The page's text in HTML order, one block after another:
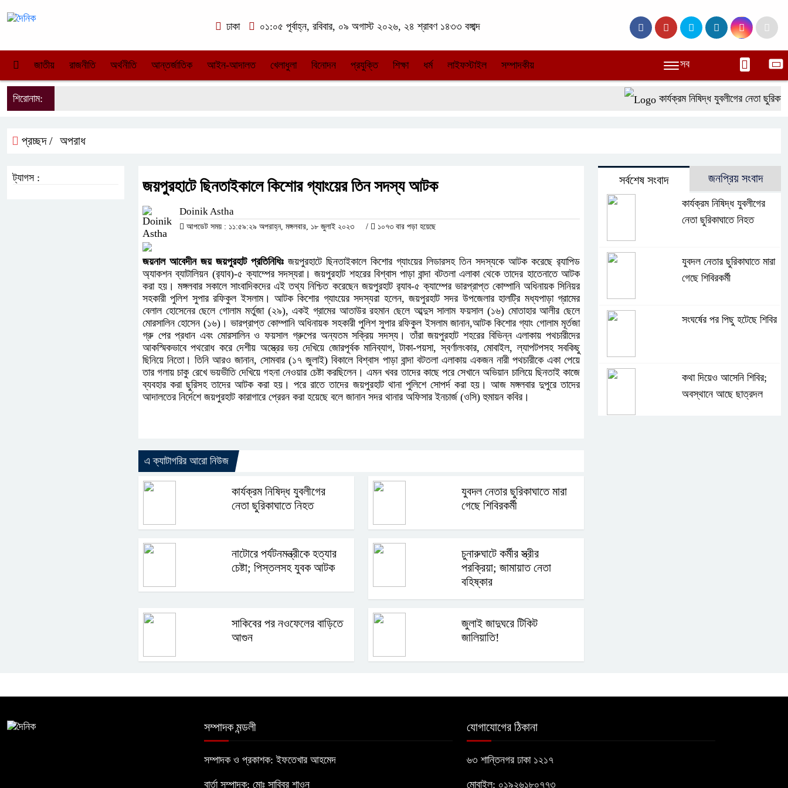
ঢাকা ০১:০৫ পূর্বাহ্ন, রবিবার, ০৯ অগাস্ট ২০২৬, ২৪ শ্রাবণ ১৪৩৩ বঙ্গাব্দ
জাতীয় রাজনীতি অর্থনীতি আন্তর্জাতিক আইন-আদালত খেলাধুলা বিনোদন প্রযুক্তি শিক্ষা ধর্ম লাইফস্টাইল সম্পাদকীয় সব
শিরোনাম: কার্যক্রম নিষিদ্ধ যুবলীগের নেতা
প্রচ্ছদ / অপরাধ
জয়পুরহাটে ছিনতাইকালে কিশোর গ্যাংয়ের তিন সদস্য আটক
Doinik Astha
আপডেট সময় : ১১:৫৯:২৯ অপরাহ্ন, মঙ্গলবার, ১৮ জুলাই ২০২৩ / ১০৭৩ বার পড়া হয়েছে
জয়নাল আবেদীন জয় জয়পুরহাট প্রতিনিধিঃ জয়পুরহাটে ছিনতাইকালে কিশোর গ্যাংয়ের লিডারসহ তিন সদস্যকে আটক করেছে র‌্যাপিড
অ্যাকশন ব্যাটালিয়ন (র‌্যাব)-৫ ক্যাম্পের সদস্যরা। জয়পুরহাট শহরের বিশ্বাস পাড়া বান্দা বটতলা এলাকা থেকে তাদের হাতেনাতে আটক
করা হয়। মঙ্গলবার সকালে সাংবাদিকদের এই তথ্য নিশ্চিত করেছেন জয়পুরহাট র‌্যাব-৫ ক্যাম্পের ভারপ্রাপ্ত কোম্পানি অধিনায়ক সিনিয়র
সহকারী পুলিশ সুপার রফিকুল ইসলাম। আটক কিশোর গ্যাংয়ের সদস্যরা হলেন, জয়পুরহাট সদর উপজেলার হালট্রি মধ্যপাড়া গ্রামের
বেলাল হোসেনের ছেলে গোলাম মর্তুজা (২৯), একই গ্রামের আতাউর রহমান ছেলে আব্দুস সালাম ফয়সাল (১৬) মোতাহার আলীর ছেলে
মোরসালিন হোসেন (১৬)। ভারপ্রাপ্ত কোম্পানি অধিনায়ক সহকারী পুলিশ সুপার রফিকুল ইসলাম জানান,আটক কিশোর গ্যাং গোলাম মূর্তজা
গ্রু পের প্রধান এবং মোরসালিন ও ফয়সাল গ্রুপের অন্যতম সক্রিয় সদস্য। তাঁরা জয়পুরহাট শহরের বিভিন্ন এলাকায় পথচারীদের
আকস্মিকভাবে পথরোধ করে দেশীয় অস্ত্রের ভয় দেখিয়ে জোরপূর্বক মানিব্যাগ, টাকা-পয়সা, স্বর্ণালংকার, মোবাইল, ল্যাপটপসহ সবকিছু
ছিনিয়ে নিতো। তিনি আরও জানান, সোমবার (১৭ জুলাই) বিকালে বিশ্বাস পাড়া বান্দা বটতলা এলাকায় একজন নারী পথচারীকে একা পেয়ে
তার গলায় চাকু রেখে ভয়ভীতি দেখিয়ে গহনা নেওয়ার চেষ্টা করছিলেন। এমন খবর তাদের কাছে পরে সেখানে অভিয়ান চালিয়ে ছিনতাই কাজে
ব্যবহার করা ছুরিসহ তাদের আটক করা হয়। পরে রাতে তাদের জয়পুরহাট থানা পুলিশে সোপর্দ করা হয়। আজ মঙ্গলবার দুপুরে তাদের
আদালতের নির্দেশে জয়পুরহাট কারাগারে প্রেরন করা হয়েছে বলে জানান সদর থানার অফিসার ইনচার্জ (ওসি) হুমায়ন কবির।
এ ক্যাটাগরির আরো নিউজ
কার্যক্রম নিষিদ্ধ যুবলীগের
নেতা ছুরিকাঘাতে নিহত
যুবদল নেতার ছুরিকাঘাতে মারা
গেছে শিবিরকর্মী
নাটোরে পর্যটনমন্ত্রীকে হত্যার
চেষ্টা; পিস্তলসহ যুবক আটক
চুনারুঘাটে কর্মীর স্ত্রীর
পরক্রিয়া; জামায়াত নেতা
বহিষ্কার
সাকিবের পর নওফেলের বাড়িতে
আগুন
জুলাই জাদুঘরে টিকিট
জালিয়াতি!
ট্যাগস : সর্বশেষ সংবাদ জনপ্রিয় সংবাদ
কার্যক্রম নিষিদ্ধ যুবলীগের
নেতা ছুরিকাঘাতে নিহত
যুবদল নেতার ছুরিকাঘাতে মারা
গেছে শিবিরকর্মী
সংঘর্ষের পর পিছু হটেছে শিবির
কথা দিয়েও আসেনি শিবির;
অবস্থানে আছে ছাত্রদল
সম্পাদক মন্ডলী
সম্পাদক ও প্রকাশক: ইফতেখার আহমেদ
বার্তা সম্পাদক: মোঃ সাব্বির শাওন
যোগাযোগের ঠিকানা
৬৩ শান্তিনগর ঢাকা ১২১৭
মোবাইল: ০১৯২৬১৮০৭৭৩